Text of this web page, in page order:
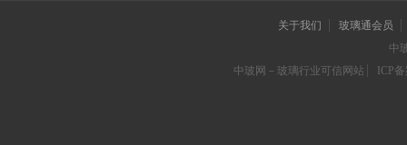
关于我们
玻璃通会员
中
中玻网－玻璃行业可信网站
ICP